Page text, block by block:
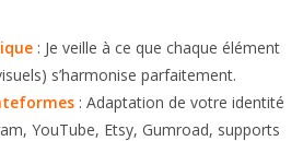
: Je veille à ce que chaque élément
s’harmonise parfaitement.
: Adaptation de votre identité
YouTube, Etsy, Gumroad, supports